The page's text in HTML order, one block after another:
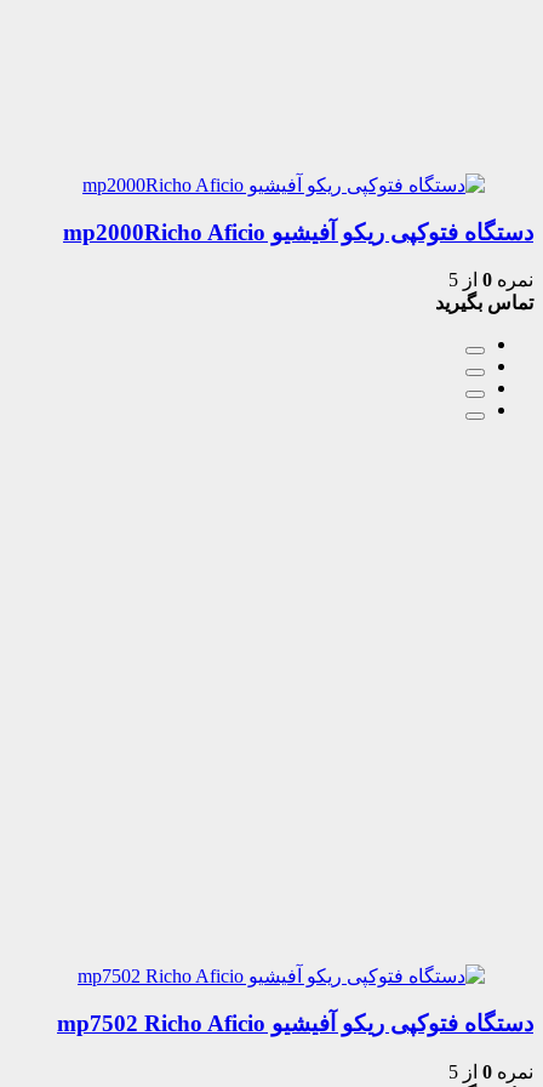
دستگاه فتوکپی ریکو آفیشیو mp2000Richo Aficio
نمره 0 از 5
تماس بگیرید
دستگاه فتوکپی ریکو آفیشیو mp7502 Richo Aficio
نمره 0 از 5